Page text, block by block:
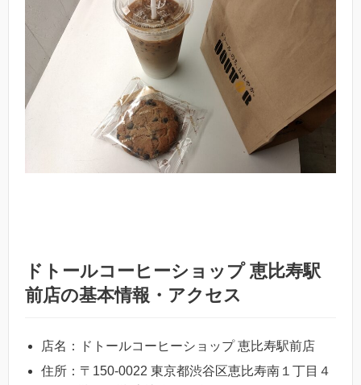
ドトールコーヒーショップ 恵比寿駅
前店の基本情報・アクセス
店名：ドトールコーヒーショップ 恵比寿駅前店
住所：〒150-0022 東京都渋谷区恵比寿南１丁目４